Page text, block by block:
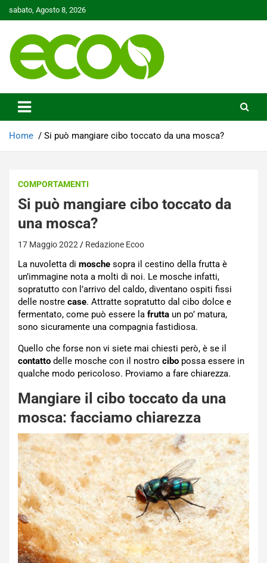
to
sabato, Agosto 8, 2026
Ecoo.it
Home Si può mangiare cibo toccato da una mosca?
COMPORTAMENTI
Si può mangiare cibo toccato da
una mosca?
17 Maggio 2022 Redazione Ecoo
La nuvoletta di mosche sopra il cestino della frutta è
un’immagine nota a molti di noi. Le mosche infatti,
sopratutto con l’arrivo del caldo, diventano ospiti fissi
delle nostre case. Attratte sopratutto dal cibo dolce e
fermentato, come può essere la frutta un po’ matura,
sono sicuramente una compagnia fastidiosa.
Quello che forse non vi siete mai chiesti però, è se il
contatto delle mosche con il nostro cibo possa essere in
qualche modo pericoloso. Proviamo a fare chiarezza.
Mangiare il cibo toccato da una
mosca: facciamo chiarezza